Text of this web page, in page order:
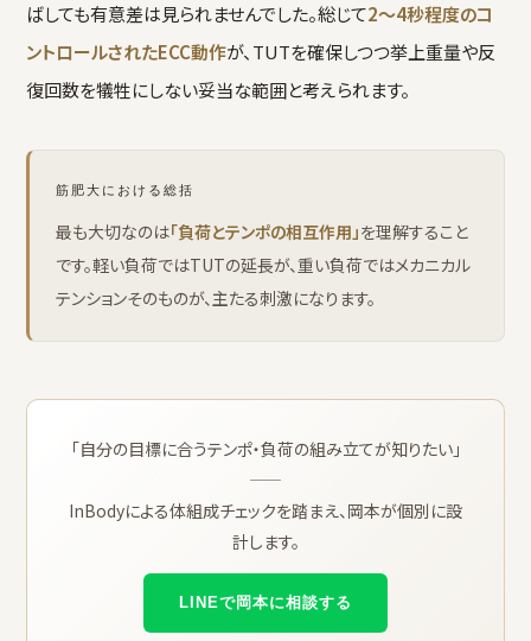
ばしても有意差は見られませんでした。総じて2〜4秒程度のコ
ントロールされたECC動作が、TUTを確保しつつ挙上重量や反
復回数を犠牲にしない妥当な範囲と考えられます。
筋肥大における総括
最も大切なのは「負荷とテンポの相互作用」を理解すること
です。軽い負荷ではTUTの延長が、重い負荷ではメカニカル
テンションそのものが、主たる刺激になります。
「自分の目標に合うテンポ・負荷の組み立てが知りたい」
——
InBodyによる体組成チェックを踏まえ、岡本が個別に設
計します。
LINEで岡本に相談する